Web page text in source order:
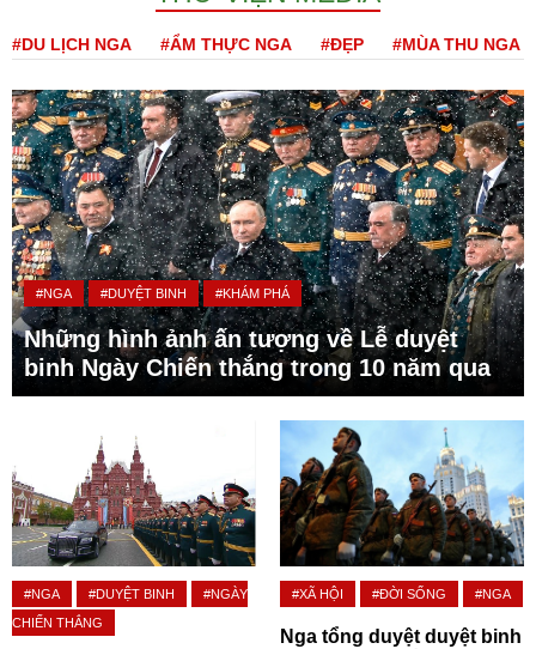
#DU LỊCH NGA #ẨM THỰC NGA #ĐẸP #MÙA THU NGA
#NGA #DUYỆT BINH #KHÁM PHÁ
Những hình ảnh ấn tượng về Lễ duyệt
binh Ngày Chiến thắng trong 10 năm qua
#NGA #DUYỆT BINH
#NGÀY
CHIẾN THẮNG
#XÃ HỘI #ĐỜI SỐNG #NGA
Nga tổng duyệt duyệt binh